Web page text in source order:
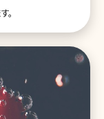
だけではなく、同
高めることもでき
。